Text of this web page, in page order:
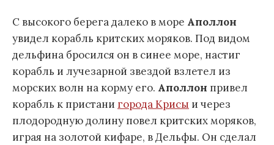
С высокого берега далеко в море Аполлон
увидел корабль критских моряков. Под видом
дельфина бросился он в синее море, настиг
корабль и лучезарной звездой взлетел из
морских волн на корму его. Аполлон привел
корабль к пристани города Крисы и через
плодородную долину повел критских моряков,
играя на золотой кифаре, в Дельфы. Он сделал